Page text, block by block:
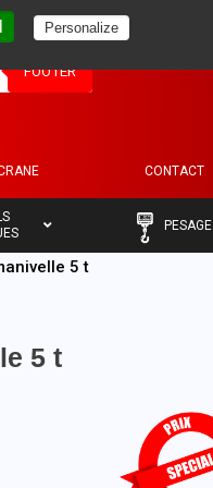
FOOTER
CONTACT
–
PESAGE
5 t
5 t
Personalize